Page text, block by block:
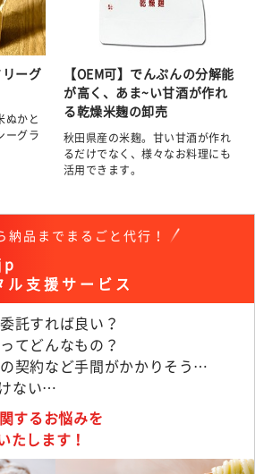
ーグ
ぬかと
ーグラ
【OEM可】でんぷんの分解能
が高く、あま~い甘酒が作れ
る乾燥米麹の卸売
秋田県産の米麹。甘い甘酒が作れ
るだけでなく、様々なお料理にも
活用できます。
納品までまるごと代行！
支援サービス
託すれば良い？
てどんなもの？
契約など手間がかかりそう…
ない…
するお悩みを
たします！